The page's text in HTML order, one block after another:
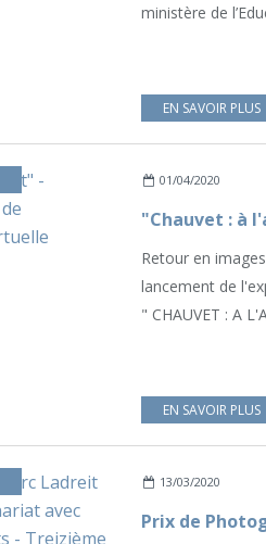
ministère de
EN SAVOIR PLUS
01/04/2020
Retour en
lancement de
" CHAUVET : A
EN SAVOIR PLUS
13/03/2020